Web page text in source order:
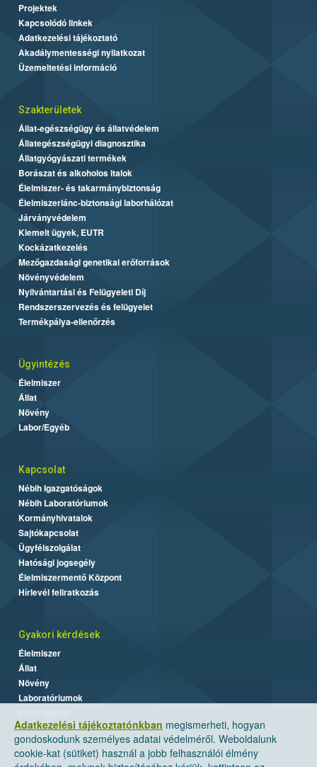
Adatkezelési tájékoztatónkban megismerheti, hogyan
gondoskodunk személyes adatai védelméről. Weboldalunk
cookie-kat (sütiket) használ a jobb felhasználói élmény
Projektek
Kapcsolódó linkek
Adatkezelési tájékoztató
Akadálymentességi nyilatkozat
Üzemeltetési információ
Szakterületek
Állat-egészségügy és állatvédelem
Állategészségügyi diagnosztika
Állatgyógyászati termékek
Borászat és alkoholos italok
Élelmiszer- és takarmánybiztonság
Élelmiszerlánc-biztonsági laborhálózat
Járványvédelem
Kiemelt ügyek, EUTR
Kockázatkezelés
Mezőgazdasági genetikai erőforrások
Növényvédelem
Nyilvántartási és Felügyeleti Díj
Rendszerszervezés és felügyelet
Termékpálya-ellenőrzés
Ügyintézés
Élelmiszer
Állat
Növény
Labor/Egyéb
Kapcsolat
Nébih Igazgatóságok
Nébih Laboratóriumok
Kormányhivatalok
Sajtókapcsolat
Ügyfélszolgálat
Hatósági jogsegély
Élelmiszermentő Központ
Hírlevél feliratkozás
Gyakori kérdések
Élelmiszer
Állat
Növény
Laboratóriumok